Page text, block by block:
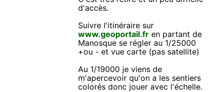
d'accès.
Suivre l'itinéraire sur
www.geoportail.fr en partant de
Manosque se régler au 1/25000
+ou - et vue carte (pas satellite)
Au 1/19000 je viens de
m'apercevoir qu'on a les sentiers
colorés donc jouer avec l'échelle.